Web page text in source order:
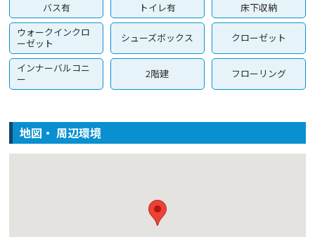
バス有
トイレ有
床下収納
ウォークインクロ
ーゼット
シューズボックス クローゼット
インナーバルコニ
ー
2階建 フローリング
地図・ 周辺環境